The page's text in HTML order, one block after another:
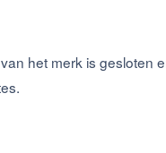
het merk is gesloten